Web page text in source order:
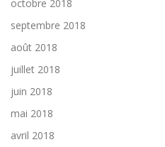
octobre 2018
septembre 2018
août 2018
juillet 2018
juin 2018
mai 2018
avril 2018